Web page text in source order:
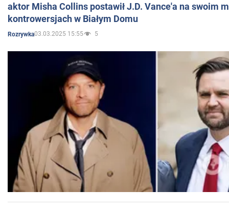
aktor Misha Collins postawił J.D. Vance'a na swoim
kontrowersjach w Białym Domu
Rozrywka03.03.2025 15:55 5